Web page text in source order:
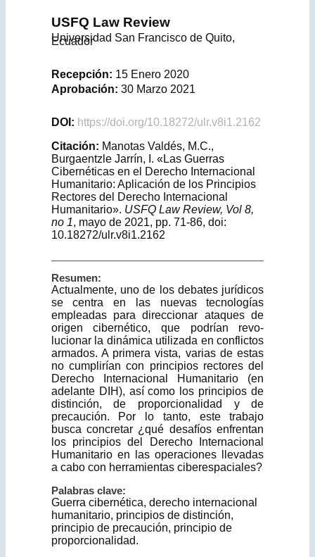
USFQ Law Review
Universidad San Francisco de Quito,
Ecuador
Recepción: 15 Enero 2020
Aprobación: 30 Marzo 2021
DOI: https://doi.org/10.18272/ulr.v8i1.2162
Citación: Manotas Valdés, M.C.,
Burgaentzle Jarrín, I. «Las Guerras
Cibernéticas en el Derecho Internacio­nal
Humanitario: Aplicación de los Principios
Rectores del Derecho Internacional
Humanitario». USFQ Law Review, Vol 8,
no 1, mayo de 2021, pp. 71-86, doi:
10.18272/ulr.v8i1.2162
Resumen:
Actualmente, uno de los debates jurídicos
se centra en las nuevas tecnologías
empleadas para direccionar ataques de
origen cibernético, que podrían revo­
lucionar la dinámica utilizada en conflictos
armados. A primera vista, varias de estas
no cumplirían con principios rectores del
Derecho Internacional Hu­manitario (en
adelante DIH), así como los principios de
distinción, de pro­porcionalidad y de
precaución. Por lo tanto, este trabajo
busca concretar ¿qué desafíos enfrentan
los principios del Derecho Internacional
Humanitario en las operaciones llevadas
a cabo con herramientas ciberespaciales?
Palabras clave:
Guerra cibernética, derecho internacional
humanitario, principios de distin­ción,
principio de precaución, principio de
proporcionalidad.